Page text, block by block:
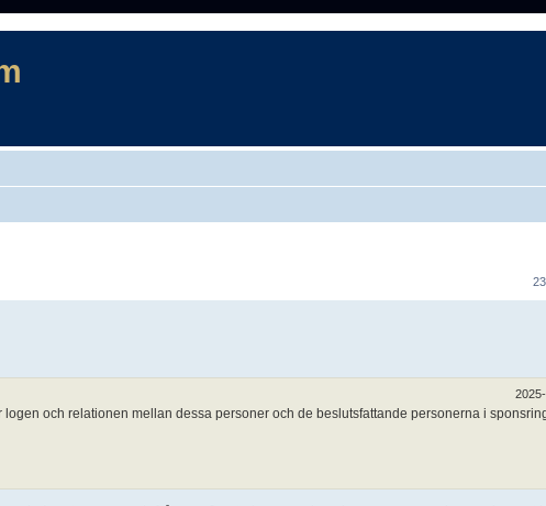
och relationen mellan dessa personer och de beslutsfattande personerna i